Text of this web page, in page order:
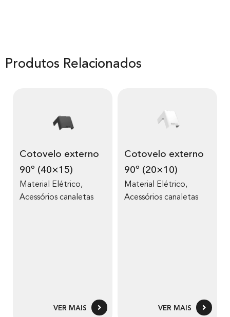
Produtos Relacionados
Cotovelo externo
90º (40×15)
Material Elétrico,
Acessórios canaletas
VER MAIS
Cotovelo externo
90º (20×10)
Material Elétrico,
Acessórios canaletas
VER MAIS